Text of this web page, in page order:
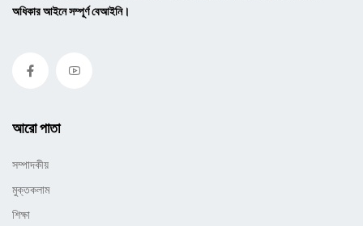
অধিকার আইনে সম্পূর্ণ বেআইনি।
আরো পাতা
সম্পাদকীয়
মুক্তকলাম
শিক্ষা